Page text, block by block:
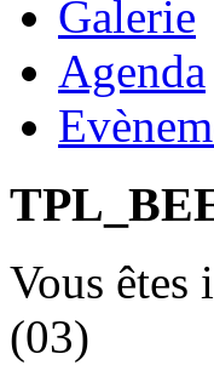
Galerie
Agenda
Vous êtes
(03)